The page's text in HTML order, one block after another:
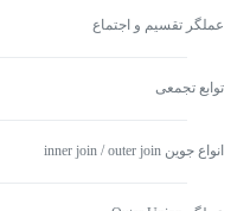
عملگر تقسیم و اجتماع
توابع تجمعی
انواع جوین inner join / outer join